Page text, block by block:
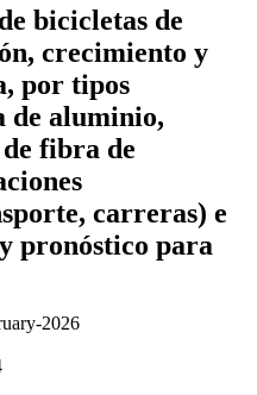
bicicletas de
crecimiento y
por tipos
de aluminio,
fibra de
carreras) e
pronóstico para
2026